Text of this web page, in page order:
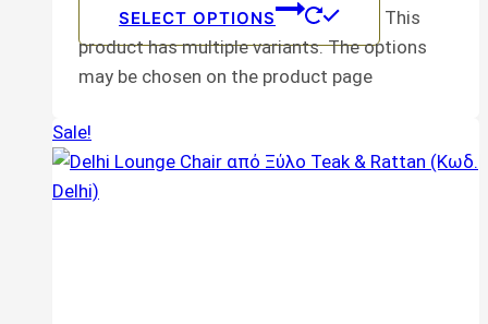
SELECT OPTIONS
This
product has multiple variants. The options
may be chosen on the product page
Sale!